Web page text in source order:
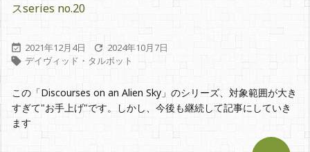
スseries no.20
 2021年12月4日  2024年10月7日
 デイヴィッド・タルボット
この「Discourses on an Alien Sky」のシリーズ、対象範囲が大き
すぎて"お手上げ"です。しかし、今後も継続して記事にしていき
ます